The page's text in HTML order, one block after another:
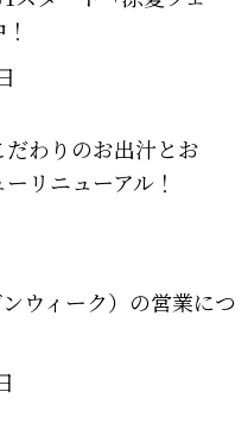
！
だわりのお出汁とお
リニューアル！
ウィーク）の営業につ